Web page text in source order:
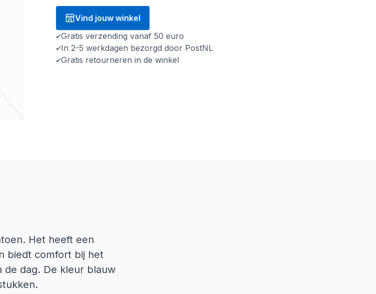
Vind jouw winkel
Gratis verzending vanaf 50 euro
In 2-5 werkdagen bezorgd door PostNL
Gratis retourneren in de winkel
Het heeft een
biedt comfort bij het
de dag. De kleur blauw